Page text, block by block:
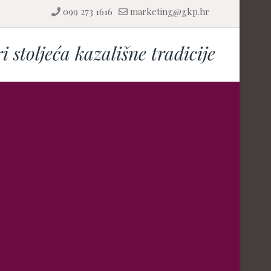
099 273 1616 marketing@gkp.hr
stoljeća kazališne tradicije